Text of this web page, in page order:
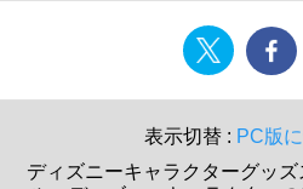
表示切替 : PC版
ディズニーキャラクターグッ